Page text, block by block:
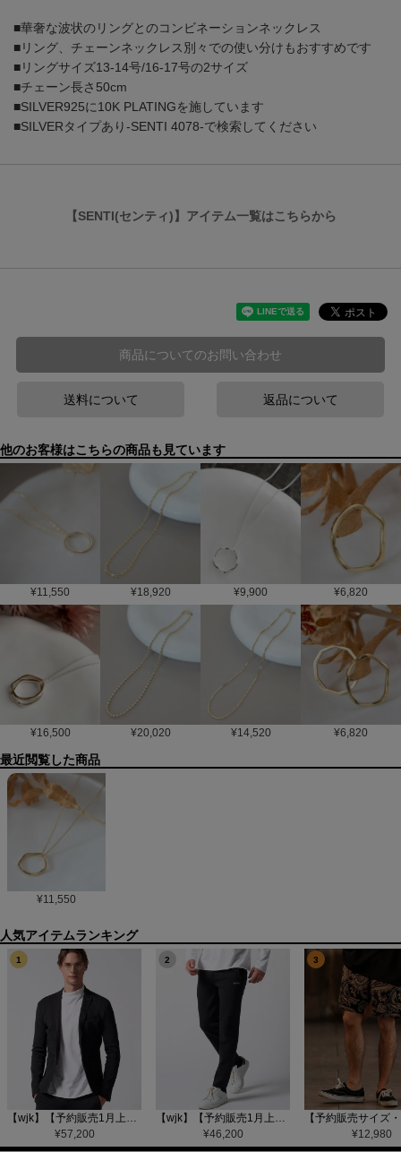
■華奢な波状のリングとのコンビネーションネックレス
■リング、チェーンネックレス別々での使い分けもおすすめです
■リングサイズ13-14号/16-17号の2サイズ
■チェーン長さ50cm
■SILVER925に10K PLATINGを施しています
■SILVERタイプあり-SENTI 4078-で検索してください
【SENTI(センティ)】アイテム一覧はこちらから
商品についてのお問い合わせ
送料について 返品について
他のお客様はこちらの商品も見ています
¥11,550 ¥18,920 ¥9,900 ¥6,820
¥16,500 ¥20,020 ¥14,520 ¥6,820
最近閲覧した商品
¥11,550
1
【wjk】【予約販売1月上旬～中旬入荷】function knit jacket(jacquard check) ニットジャケット(207 mw08j)
¥57,200
2
【wjk】【予約販売1月上旬～中旬入荷】function knit easy slacks(jacquard check) ニットイージーパンツ(504 mw08j)
¥46,200
3
¥12,980